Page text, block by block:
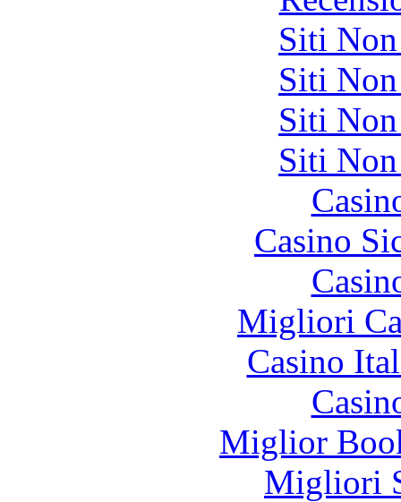
Siti
Siti
Siti
Siti
Casino
Migliori
Casino
Miglior
Migliori